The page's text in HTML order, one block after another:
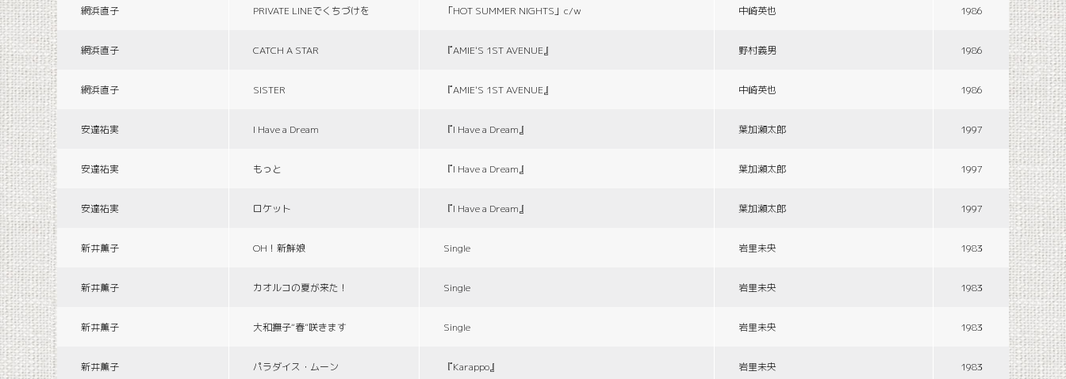
網浜直子 PRIVATE LINEでくちづけを 「HOT SUMMER NIGHTS」c/w 中崎英也 1986
網浜直子 CATCH A STAR 『AMIE'S 1ST AVENUE』 野村義男 1986
網浜直子 SISTER 『AMIE'S 1ST AVENUE』 中崎英也 1986
安達祐実 I Have a Dream 『I Have a Dream』 葉加瀬太郎 1997
安達祐実 もっと 『I Have a Dream』 葉加瀬太郎 1997
安達祐実 ロケット 『I Have a Dream』 葉加瀬太郎 1997
新井薫子 OH！新鮮娘 Single 岩里未央 1983
新井薫子 カオルコの夏が来た！ Single 岩里未央 1983
新井薫子 大和撫子“春”咲きます Single 岩里未央 1983
新井薫子 パラダイス・ムーン 『Karappo』 岩里未央 1983